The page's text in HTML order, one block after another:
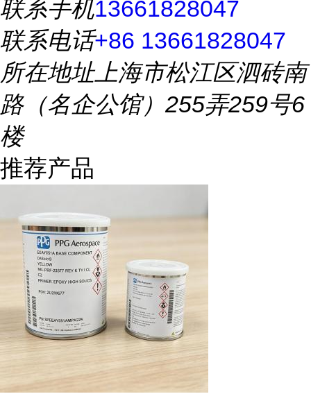
联系手机13661828047
联系电话+86 13661828047
所在地址上海市松江区泗砖南
路（名企公馆）255弄259号6
楼
推荐产品